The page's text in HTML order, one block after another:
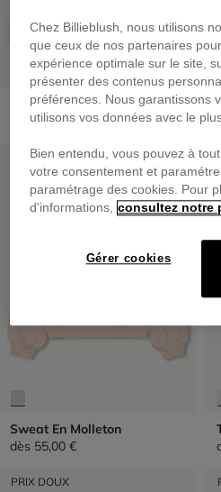
Gilet En Maille
dès59,00 €
PRIX DOUX
Sweat En Molleton
dès 55,00 €
PRIX DOUX
Chez Billieblush, nous utilisons
que ceux de nos partenaires
expérience optimale sur le site,
présenter des contenus
préférences. Nous garantissons
utilisons vos données avec le
Bien entendu, vous pouvez à
votre consentement et
paramétrage des cookies. Pour
d'informations, consultez notre
Gérer cookies